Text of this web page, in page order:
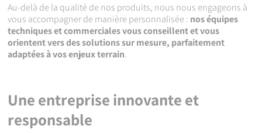
Au-delà de la qualité de nos produits, nous nous engageons à
vous accompagner de manière personnalisée : nos équipes
techniques et commerciales vous conseillent et vous
orientent vers des solutions sur mesure, parfaitement
adaptées à vos enjeux terrain.
Une entreprise innovante et
responsable